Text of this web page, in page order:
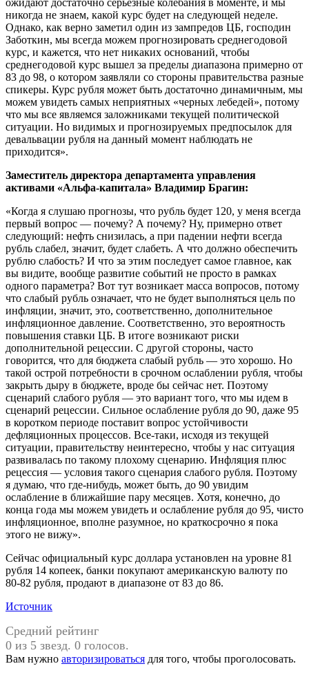
никогда не знаем, какой курс будет на следующей неделе.
Однако, как верно заметил один из зампредов ЦБ, господин
Заботкин, мы всегда можем прогнозировать среднегодовой
курс, и кажется, что нет никаких оснований, чтобы
среднегодовой курс вышел за пределы диапазона примерно от
83 до 98, о котором заявляли со стороны правительства разные
спикеры. Курс рубля может быть достаточно динамичным, мы
можем увидеть самых неприятных «черных лебедей», потому
что мы все являемся заложниками текущей политической
ситуации. Но видимых и прогнозируемых предпосылок для
девальвации рубля на данный момент наблюдать не
приходится».
Заместитель директора департамента управления
активами «Альфа-капитала» Владимир Брагин:
«Когда я слушаю прогнозы, что рубль будет 120, у меня всегда
первый вопрос — почему? А почему? Ну, примерно ответ
следующий: нефть снизилась, а при падении нефти всегда
рубль слабел, значит, будет слабеть. А что должно обеспечить
рублю слабость? И что за этим последует самое главное, как
вы видите, вообще развитие событий не просто в рамках
одного параметра? Вот тут возникает масса вопросов, потому
что слабый рубль означает, что не будет выполняться цель по
инфляции, значит, это, соответственно, дополнительное
инфляционное давление. Соответственно, это вероятность
повышения ставки ЦБ. В итоге возникают риски
дополнительной рецессии. С другой стороны, часто
говорится, что для бюджета слабый рубль — это хорошо. Но
такой острой потребности в срочном ослаблении рубля, чтобы
закрыть дыру в бюджете, вроде бы сейчас нет. Поэтому
сценарий слабого рубля — это вариант того, что мы идем в
сценарий рецессии. Сильное ослабление рубля до 90, даже 95
в коротком периоде поставит вопрос устойчивости
дефляционных процессов. Все-таки, исходя из текущей
ситуации, правительству неинтересно, чтобы у нас ситуация
развивалась по такому плохому сценарию. Инфляция плюс
рецессия — условия такого сценария слабого рубля. Поэтому
я думаю, что где-нибудь, может быть, до 90 увидим
ослабление в ближайшие пару месяцев. Хотя, конечно, до
конца года мы можем увидеть и ослабление рубля до 95, чисто
инфляционное, вполне разумное, но краткосрочно я пока
этого не вижу».
Сейчас официальный курс доллара установлен на уровне 81
рубля 14 копеек, банки покупают американскую валюту по
80-82 рубля, продают в диапазоне от 83 до 86.
Источник
Средний рейтинг
0 из 5 звезд. 0 голосов.
Вам нужно авторизироваться для того, чтобы проголосовать.